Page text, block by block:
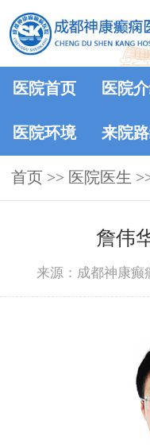
医院首页 医院
医院环境 来院
首页 >> 医院医生
詹伟
来源：成都神康癫